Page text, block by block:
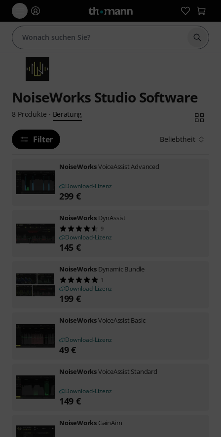
Suche
NoiseWorks Studio Software
8 Produkte · Beratung
Filter Beliebtheit
NoiseWorksVoiceAssist Advanced
Download-Lizenz
299 €
NoiseWorks DynAssist
9
Download-Lizenz
145 €
NoiseWorks Dynamic Bundle
1
Download-Lizenz
199 €
NoiseWorksVoiceAssist Basic
Download-Lizenz
49€
NoiseWorksVoiceAssist Standard
Download-Lizenz
149 €
NoiseWorks GainAim